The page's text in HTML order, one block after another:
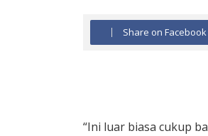
Share on Facebook
“Ini luar biasa cukup